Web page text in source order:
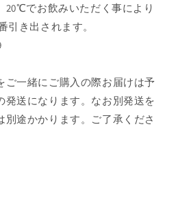
20℃でお飲みいただく事により
引き出されます。
一緒にご購入の際お届けは予
発送になります。なお別発送を
別途かかります。ご了承くださ